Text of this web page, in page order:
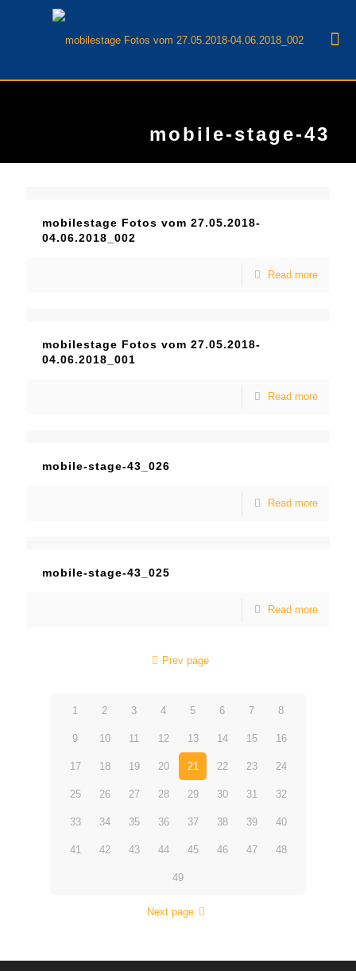
mobile-stage-43
mobilestage Fotos vom 27.05.2018-
04.06.2018_002
Read more
mobilestage Fotos vom 27.05.2018-
04.06.2018_001
Read more
mobile-stage-43_026
Read more
mobile-stage-43_025
Read more
Prev page
1 2 3 4 5 6 7 8
9 10 11 12 13 14 15 16
17 18 19 20 21 22 23 24
25 26 27 28 29 30 31 32
33 34 35 36 37 38 39 40
41 42 43 44 45 46 47 48
49
Next page